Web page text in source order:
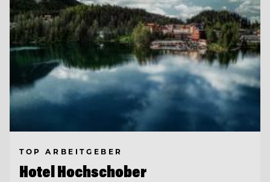
TOP ARBEITGEBER
Hotel Hochschober